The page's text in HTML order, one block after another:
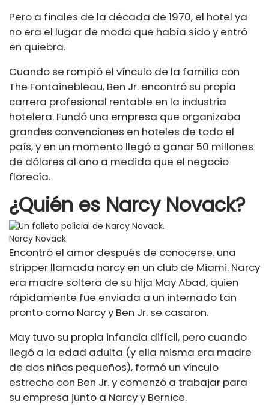
Pero a finales de la década de 1970, el hotel ya
no era el lugar de moda que había sido y entró
en quiebra.
Cuando se rompió el vínculo de la familia con
The Fontainebleau, Ben Jr. encontró su propia
carrera profesional rentable en la industria
hotelera. Fundó una empresa que organizaba
grandes convenciones en hoteles de todo el
país, y en un momento llegó a ganar 50 millones
de dólares al año a medida que el negocio
florecía.
¿Quién es Narcy Novack?
Narcy Novack.
Encontró el amor después de conocerse. una
stripper llamada narcy en un club de Miami. Narcy
era madre soltera de su hija May Abad, quien
rápidamente fue enviada a un internado tan
pronto como Narcy y Ben Jr. se casaron.
May tuvo su propia infancia difícil, pero cuando
llegó a la edad adulta (y ella misma era madre
de dos niños pequeños), formó un vínculo
estrecho con Ben Jr. y comenzó a trabajar para
su empresa junto a Narcy y Bernice.